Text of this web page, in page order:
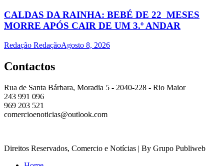
CALDAS DA RAINHA: BEBÉ DE 22 MESES
MORRE APÓS CAIR DE UM 3.º ANDAR
Redação RedaçãoAgosto 8, 2026
Contactos
Rua de Santa Bárbara, Moradia 5 - 2040-228 - Rio Maior
243 991 096
969 203 521
comercioenoticias@outlook.com
Direitos Reservados, Comercio e Notícias | By Grupo Publiweb